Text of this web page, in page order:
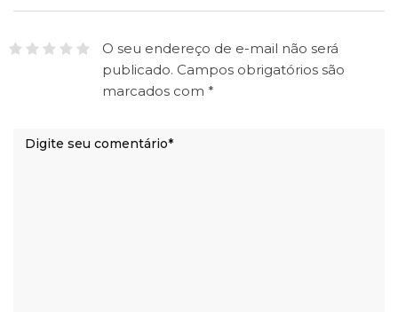
O seu endereço de e-mail não será
publicado. Campos obrigatórios são
marcados com *